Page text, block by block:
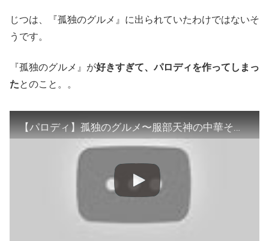
じつは、『孤独のグルメ』に出られていたわけではないそ
うです。
『孤独のグルメ』が好きすぎて、パロディを作ってしまっ
たとのこと。。
【パロディ】孤独のグルメ〜服部天神の中華そば〜